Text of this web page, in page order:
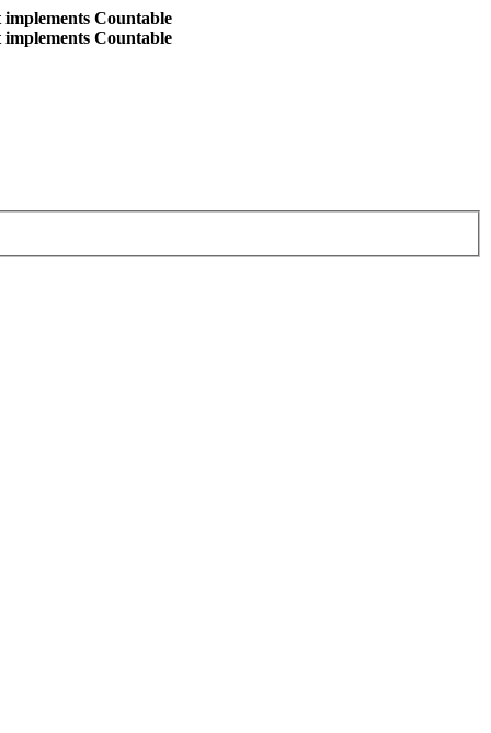
Countable
Countable